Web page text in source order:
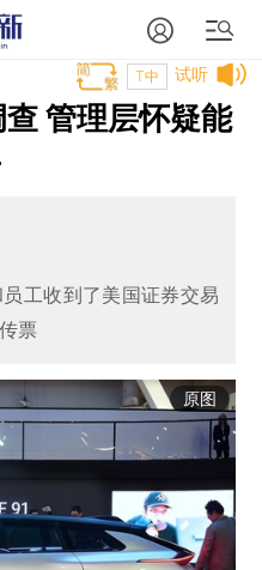
试听
T中
管理层怀疑能
工收到了美国证券交易
票
原图